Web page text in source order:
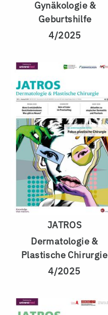
Gynäkologie &
Geburtshilfe
4/2025
JATROS
Dermatologie &
Plastische Chirurgie
4/2025